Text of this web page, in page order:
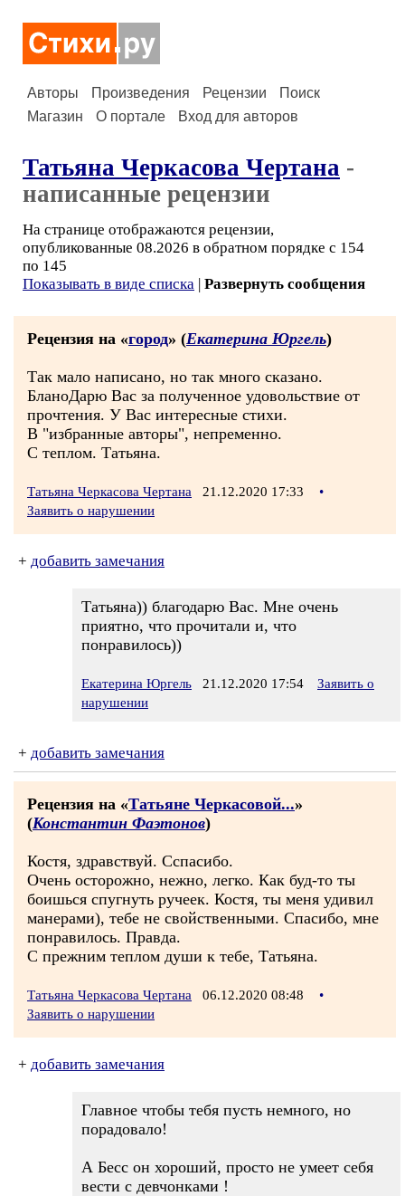
Авторы Произведения Рецензии
Поиск
Магазин
О портале Вход для авторов
Татьяна Черкасова Чертана -
написанные рецензии
На странице отображаются рецензии,
опубликованные 08.2026 в обратном порядке с 154
по 145
Показывать в виде списка | Развернуть сообщения
Рецензия на «город» (Екатерина Юргель)
Так мало написано, но так много сказано.
БланоДарю Вас за полученное удовольствие от
прочтения. У Вас интересные стихи.
В "избранные авторы", непременно.
С теплом. Татьяна.
Татьяна Черкасова Чертана 21.12.2020 17:33
•
Заявить о нарушении
+ добавить замечания
Татьяна)) благодарю Вас. Мне очень
приятно, что прочитали и, что
понравилось))
Екатерина Юргель 21.12.2020 17:54
Заявить о
нарушении
+ добавить замечания
Рецензия на «Татьяне Черкасовoй...»
(Константин Фаэтонов)
Костя, здравствуй. Сспасибо.
Очень осторожно, нежно, легко. Как буд-то ты
боишься спугнуть ручеек. Костя, ты меня удивил
манерами), тебе не свойственными. Спасибо, мне
понравилось. Правда.
С прежним теплом души к тебе, Татьяна.
Татьяна Черкасова Чертана 06.12.2020 08:48
•
Заявить о нарушении
+ добавить замечания
Главное чтобы тебя пусть немного, но
порадовало!
А Бесс он хороший, просто не умеет себя
вести с девчонками !